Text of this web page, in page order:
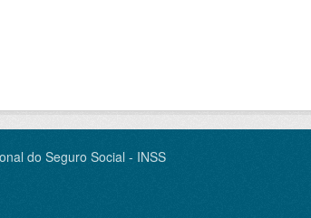
do Seguro Social - INSS